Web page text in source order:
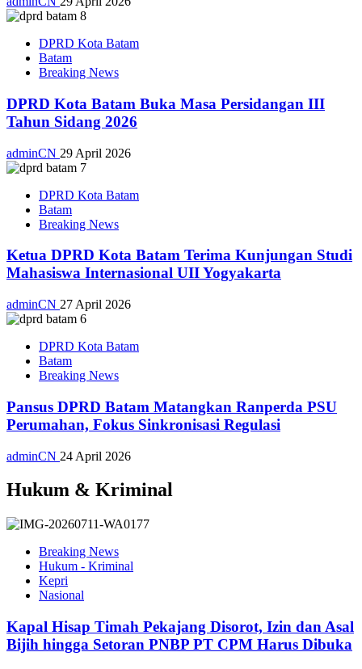
DPRD Kota Batam
Batam
Breaking News
DPRD Kota Batam Buka Masa Persidangan III
Tahun Sidang 2026
adminCN 29 April 2026
DPRD Kota Batam
Batam
Breaking News
Ketua DPRD Kota Batam Terima Kunjungan Studi
Mahasiswa Internasional UII Yogyakarta
adminCN 27 April 2026
DPRD Kota Batam
Batam
Breaking News
Pansus DPRD Batam Matangkan Ranperda PSU
Perumahan, Fokus Sinkronisasi Regulasi
adminCN 24 April 2026
Hukum & Kriminal
Breaking News
Hukum - Kriminal
Kepri
Nasional
Kapal Hisap Timah Pekajang Disorot, Izin dan Asal
Bijih hingga Setoran PNBP PT CPM Harus Dibuka